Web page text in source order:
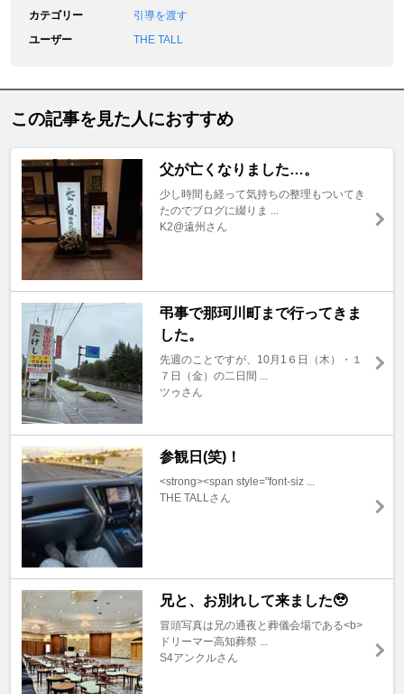
カテゴリー
引導を渡す
ユーザー
THE TALL
この記事を見た人におすすめ
父が亡くなりました…。
少し時間も経って気持ちの整理もついてき
たのでブログに綴りま ...
K2@遠州さん
弔事で那珂川町まで行ってきま
した。
先週のことですが、10月1６日（木）・１
７日（金）の二日間 ...
ツゥさん
参観日(笑)！
<strong><span style="font-siz ...
THE TALLさん
兄と、お別れして来ました🥹
冒頭写真は兄の通夜と葬儀会場である<b>
ドリーマー高知葬祭 ...
S4アンクルさん